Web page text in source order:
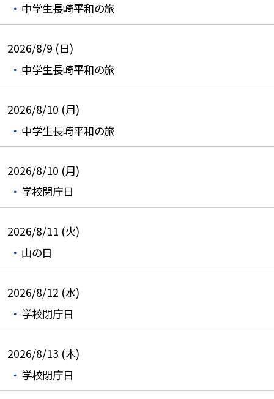
中学生長崎平和の旅
2026/8/9 (日)
中学生長崎平和の旅
2026/8/10 (月)
中学生長崎平和の旅
2026/8/10 (月)
学校閉庁日
2026/8/11 (火)
山の日
2026/8/12 (水)
学校閉庁日
2026/8/13 (木)
学校閉庁日